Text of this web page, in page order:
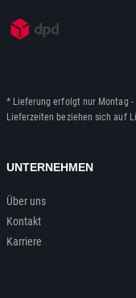
* Lieferung erfolgt nur Montag -
Lieferzeiten beziehen sich auf
UNTERNEHMEN
Über uns
Kontakt
Karriere